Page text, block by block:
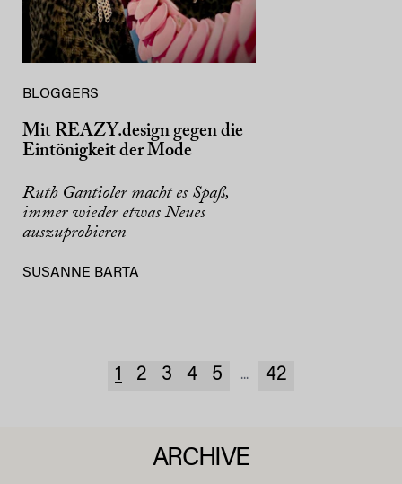
BLOGGERS
Mit REAZY.design gegen die
Eintönigkeit der Mode
Ruth Gantioler macht es Spaß,
immer wieder etwas Neues
auszuprobieren
SUSANNE BARTA
1 2 3 4 5 ... 42
ARCHIVE